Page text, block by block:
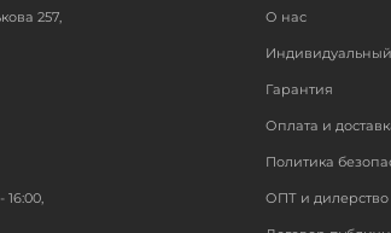
257,
16:00,
О нас
Индивидуальный
Гарантия
Оплата и
Политика
ОПТ и дилерство